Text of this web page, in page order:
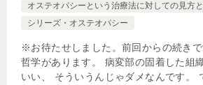
オステオパシーという治療法に対しての見方
シリーズ・オステオパシー
※お待たせしました。前回からの続き
哲学があります。 病変部の固着した組
いい、 そういうんじゃダメなんです。